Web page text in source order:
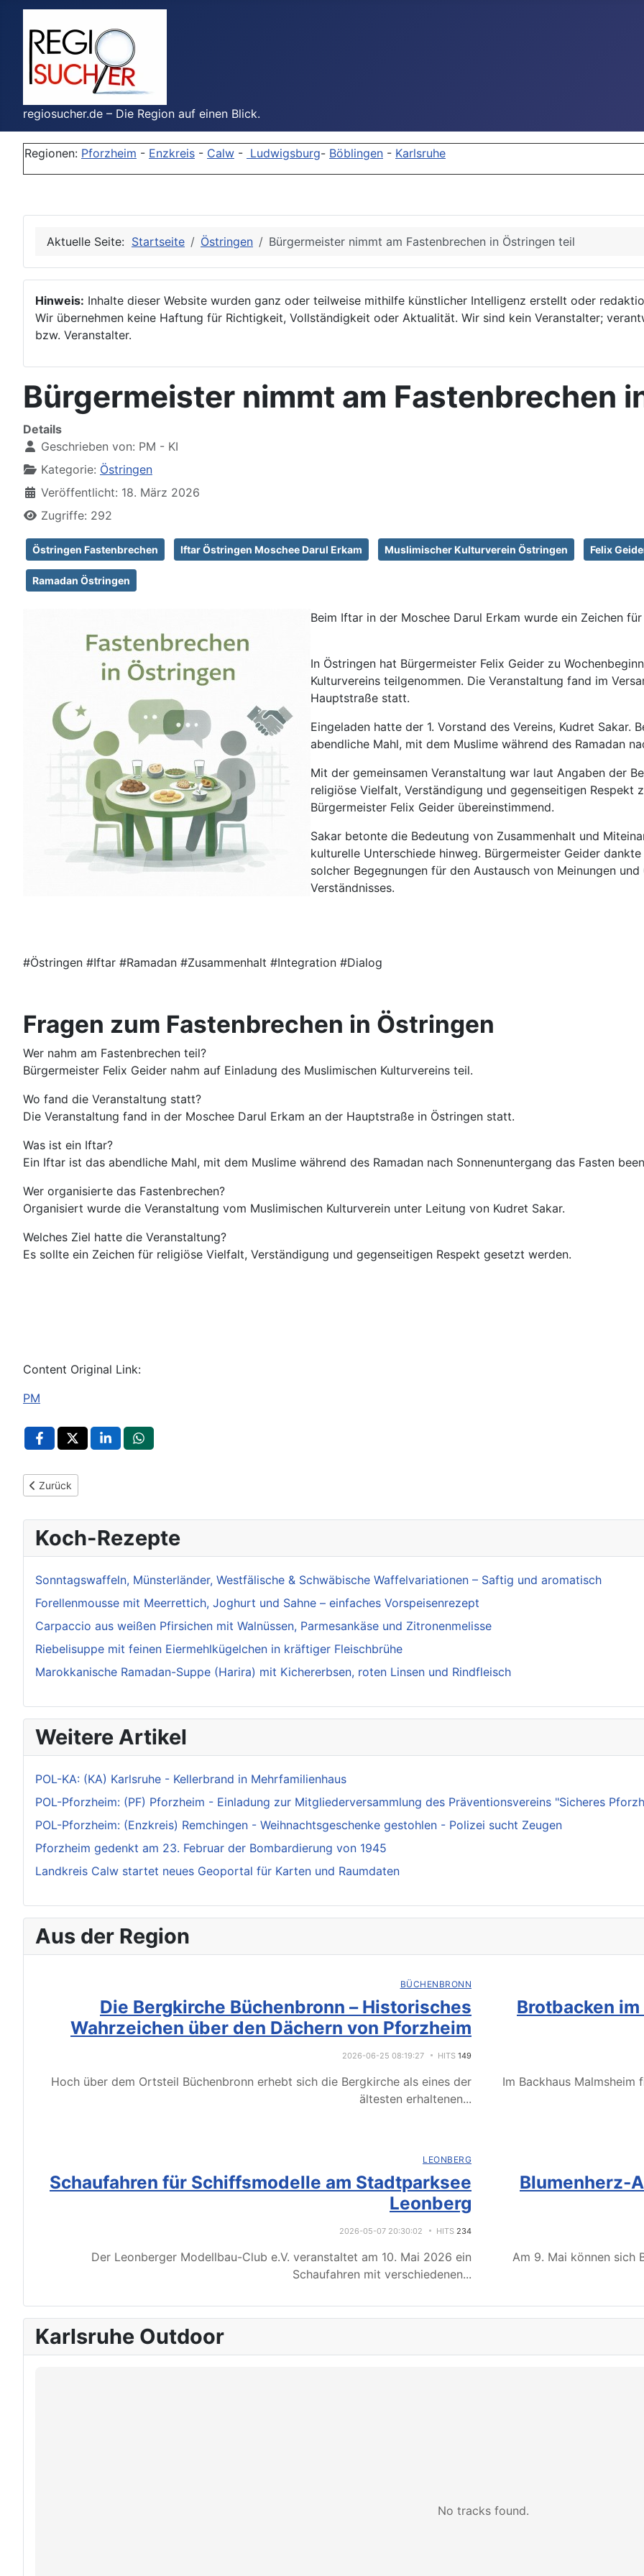
regiosucher.de – Die Region auf einen Blick.
Regionen: Pforzheim - Enzkreis - Calw - Ludwigsburg- Böblingen - Karlsruhe
Aktuelle Seite: Startseite Östringen Bürgermeister nimmt am Fastenbrechen in Östringen teil
Hinweis: Inhalte dieser Website wurden ganz oder teilweise mithilfe künstlicher Intelligenz erstellt oder
Wir übernehmen keine Haftung für Richtigkeit, Vollständigkeit oder Aktualität. Wir sind kein Veranstalter;
bzw. Veranstalter.
Bürgermeister nimmt am Fastenbrechen
Details
Geschrieben von: PM - KI
Kategorie: Östringen
Veröffentlicht: 18. März 2026
Zugriffe: 292
Östringen Fastenbrechen Iftar Östringen Moschee Darul Erkam Muslimischer Kulturverein Östringen Felix
Ramadan Östringen
Beim Iftar in der Moschee Darul Erkam wurde ein Zeichen
In Östringen hat Bürgermeister Felix Geider zu
Kulturvereins teilgenommen. Die Veranstaltung fand im
Hauptstraße statt.
Eingeladen hatte der 1. Vorstand des Vereins, Kudret Sakar.
abendliche Mahl, mit dem Muslime während des Ramadan
Mit der gemeinsamen Veranstaltung war laut Angaben der
religiöse Vielfalt, Verständigung und gegenseitigen Respekt
Bürgermeister Felix Geider übereinstimmend.
Sakar betonte die Bedeutung von Zusammenhalt und
kulturelle Unterschiede hinweg. Bürgermeister Geider
solcher Begegnungen für den Austausch von Meinungen
Verständnisses.
#Östringen #Iftar #Ramadan #Zusammenhalt #Integration #Dialog
Fragen zum Fastenbrechen in Östringen
Wer nahm am Fastenbrechen teil?
Bürgermeister Felix Geider nahm auf Einladung des Muslimischen Kulturvereins teil.
Wo fand die Veranstaltung statt?
Die Veranstaltung fand in der Moschee Darul Erkam an der Hauptstraße in Östringen statt.
Was ist ein Iftar?
Ein Iftar ist das abendliche Mahl, mit dem Muslime während des Ramadan nach Sonnenuntergang das Fasten
Wer organisierte das Fastenbrechen?
Organisiert wurde die Veranstaltung vom Muslimischen Kulturverein unter Leitung von Kudret Sakar.
Welches Ziel hatte die Veranstaltung?
Es sollte ein Zeichen für religiöse Vielfalt, Verständigung und gegenseitigen Respekt gesetzt werden.
Content Original Link:
PM
Vorheriger Beitrag: Glasfaserausbau im Landkreis Karlsruhe teilweise gestoppt
Zurück
Koch-Rezepte
Sonntagswaffeln, Münsterländer, Westfälische & Schwäbische Waffelvariationen – Saftig und aromatisch
Forellenmousse mit Meerrettich, Joghurt und Sahne – einfaches Vorspeisenrezept
Carpaccio aus weißen Pfirsichen mit Walnüssen, Parmesankäse und Zitronenmelisse
Riebelisuppe mit feinen Eiermehlkügelchen in kräftiger Fleischbrühe
Marokkanische Ramadan-Suppe (Harira) mit Kichererbsen, roten Linsen und Rindfleisch
Weitere Artikel
POL-KA: (KA) Karlsruhe - Kellerbrand in Mehrfamilienhaus
POL-Pforzheim: (PF) Pforzheim - Einladung zur Mitgliederversammlung des Präventionsvereins "Sicheres
POL-Pforzheim: (Enzkreis) Remchingen - Weihnachtsgeschenke gestohlen - Polizei sucht Zeugen
Pforzheim gedenkt am 23. Februar der Bombardierung von 1945
Landkreis Calw startet neues Geoportal für Karten und Raumdaten
Aus der Region
BÜCHENBRONN
Die Bergkirche Büchenbronn – Historisches
Wahrzeichen über den Dächern von Pforzheim
2026-06-25 08:19:27 HITS 149
Hoch über dem Ortsteil Büchenbronn erhebt sich die Bergkirche als eines der
ältesten erhaltenen...
Brotbacken
Im Backhaus Malmsheim
LEONBERG
Schaufahren für Schiffsmodelle am Stadtparksee
Leonberg
2026-05-07 20:30:02 HITS 234
Der Leonberger Modellbau-Club e.V. veranstaltet am 10. Mai 2026 ein
Schaufahren mit verschiedenen...
Blumenherz-
Am 9. Mai können sich
Karlsruhe Outdoor
No tracks found.